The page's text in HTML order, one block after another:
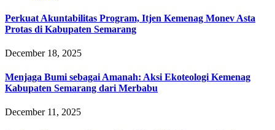
Perkuat Akuntabilitas Program, Itjen Kemenag Monev Asta
Protas di Kabupaten Semarang
December 18, 2025
Menjaga Bumi sebagai Amanah: Aksi Ekoteologi Kemenag
Kabupaten Semarang dari Merbabu
December 11, 2025